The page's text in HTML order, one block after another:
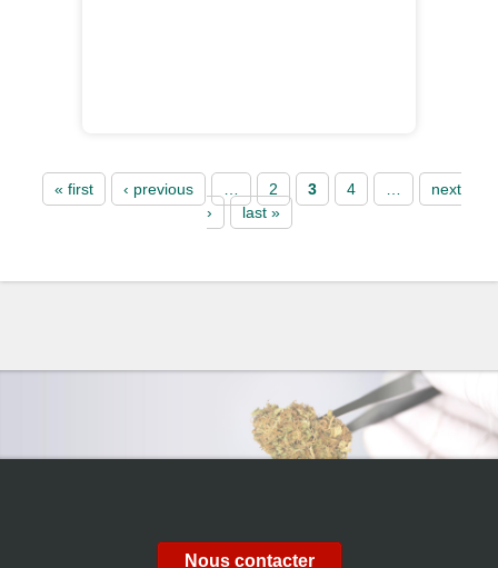
Pages
« first ‹ previous 2 3 4
next
›
last »
Nous contacter